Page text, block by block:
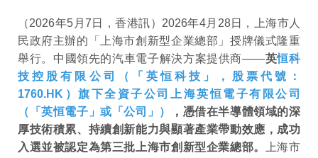
（2026年5月7日，香港訊）2026年4月28日，上海市人
民政府主辦的「上海市創新型企業總部」授牌儀式隆重
舉行。中國領先的汽車電子解決方案提供商——英恒科
技控股有限公司（「英恒科技」，股票代號：
1760.HK）旗下全資子公司上海英恒電子有限公司
（「英恒電子」或「公司」）
，憑借在半導體領域的深
厚技術積累、持續創新能力與顯著產業帶動效應，成功
入選並被認定為第三批上海市創新型企業總部。
上海市